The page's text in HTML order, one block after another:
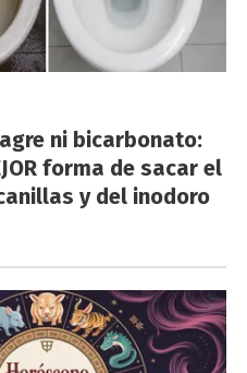
ni bicarbonato:
forma de sacar el
y del inodoro